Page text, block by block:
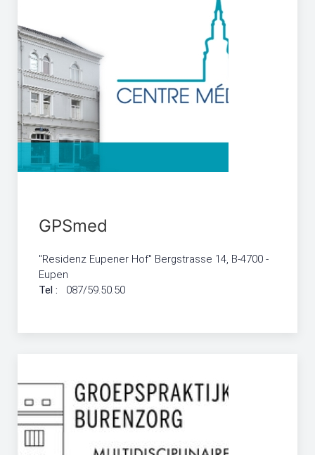
GPSmed
"Residenz Eupener Hof" Bergstrasse 14, B-4700 -
Eupen
Tel : 087/59.50.50